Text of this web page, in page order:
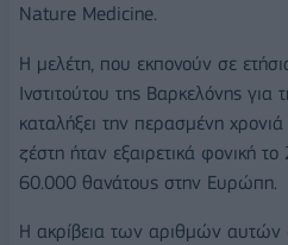
Nature Medicine.
Η μελέτη, που εκπονούν σε
Ινστιτούτου της Βαρκελόνης για
καταλήξει την περασμένη
ζέστη ήταν εξαιρετικά φονική
60.000 θανάτους στην Ευρώπη.
Η ακρίβεια των αριθμών αυτών